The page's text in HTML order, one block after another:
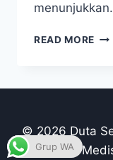
READ MORE
© 2026 Duta
Grup WA